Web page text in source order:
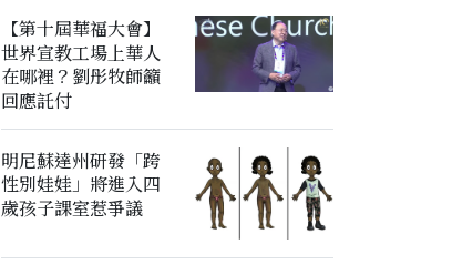
【第十屆華福大會】
世界宣教工場上華人
在哪裡？劉彤牧師籲
回應託付
明尼蘇達州研發「跨
性別娃娃」將進入四
歲孩子課室惹爭議